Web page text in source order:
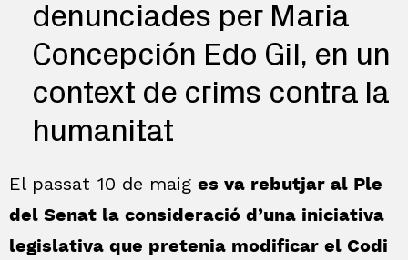
denunciades per Maria
Concepción Edo Gil, en un
context de crims contra la
humanitat
El passat 10 de maig es va rebutjar al Ple
del Senat la consideració d’una iniciativa
legislativa que pretenia modificar el Codi